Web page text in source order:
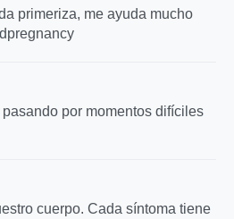
primeriza, me ayuda mucho
por momentos difíciles
cuerpo. Cada síntoma tiene